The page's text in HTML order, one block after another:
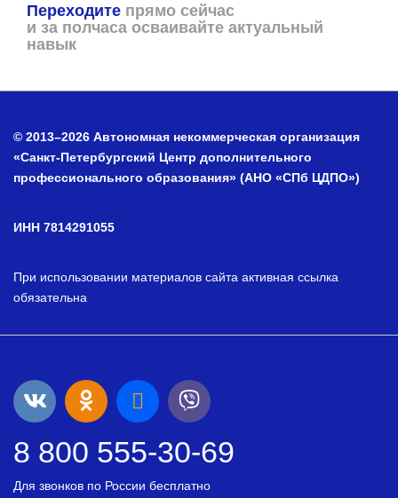
Переходите прямо сейчас
и за полчаса осваивайте актуальный
навык
© 2013–2026 Автономная некоммерческая организация
«Санкт-Петербургский Центр дополнительного
профессионального образования» (АНО «СПб ЦДПО»)
ИНН 7814291055
При использовании материалов сайта активная ссылка
обязательна
8 800 555-30-69
Для звонков по России бесплатно